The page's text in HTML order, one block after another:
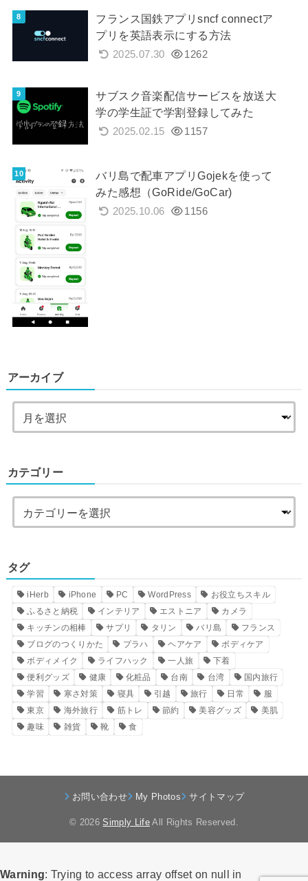
フランス国鉄アプリsncf connectア
プリを英語表示にする方法
2025.07.30 1262
サブスク音楽配信サービスを放送大
学の学生証で学割登録してみた
2025.02.15 1157
バリ島で配車アプリGojekを使って
みた感想（GoRide/GoCar)
2025.10.06 1156
アーカイブ
カテゴリー
タグ
iHerb iPhone PC WordPress
お役立ちスキル
ふるさと納税
インテリア エストニア
カメラ
キッチンの相棒
サプリ タリン バリ島
フランス
ブログのつくりかた
プラハ ヘアケア
ボディケア
ボディメイク
ライフハック 一人旅
下着
便利グッズ
健康 化粧品 台南 台湾
国内旅行
学習
寒さ対策 寝具 引越 旅行 日常
服
東京
海外旅行 筋トレ 節約 美容グッズ
美肌
趣味
雑貨 靴 食
お問い合わせ My Photos サイトマップ
© 2026Simply Life All Rights Reserved.
Warning: Trying to access array offset on null in